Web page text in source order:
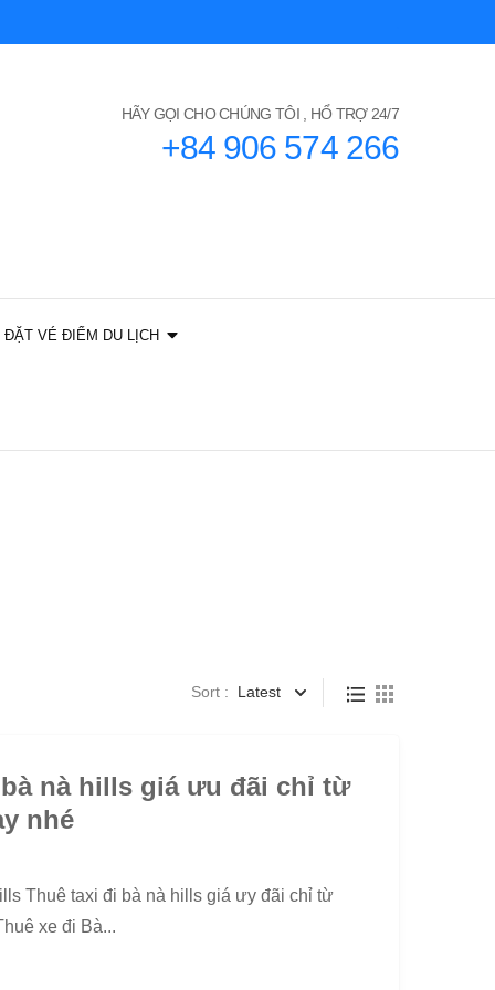
HÃY GỌI CHO CHÚNG TÔI , HỔ TRỢ 24/7
+84 906 574 266
ĐẶT VÉ ĐIỂM DU LỊCH
Sort : Latest
nà hills giá ưu đãi chỉ từ
nhé
Thuê taxi đi bà nà hills giá ưy đãi chỉ từ
xe đi Bà...